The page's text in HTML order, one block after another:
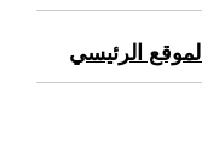
الرئيسي